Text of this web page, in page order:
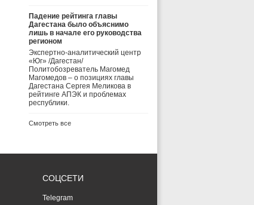
Падение рейтинга главы
Дагестана было объяснимо
лишь в начале его руководства
регионом
Экспертно-аналитический центр
«Юг» /Дагестан/
Политобозреватель Магомед
Магомедов – о позициях главы
Дагестана Сергея Меликова в
рейтинге АПЭК и проблемах
республики.
Смотреть все
СОЦСЕТИ
Telegram